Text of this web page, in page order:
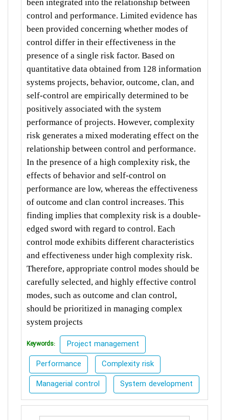
been integrated into the relationship between
control and performance. Limited evidence has
been provided concerning whether modes of
control differ in their effectiveness in the
presence of a single risk factor. Based on
quantitative data obtained from 128 information
systems projects, behavior, outcome, clan, and
self-control are empirically determined to be
positively associated with the system
performance of projects. However, complexity
risk generates a mixed moderating effect on the
relationship between control and performance.
In the presence of a high complexity risk, the
effects of behavior and self-control on
performance are low, whereas the effectiveness
of outcome and clan control increases. This
finding implies that complexity risk is a double-
edged sword with regard to control. Each
control mode exhibits different characteristics
and effectiveness under high complexity risk.
Therefore, appropriate control modes should be
carefully selected, and highly effective control
modes, such as outcome and clan control,
should be prioritized in managing complex
system projects
Keywords:
Project management
Performance
Complexity risk
Managerial control
System development